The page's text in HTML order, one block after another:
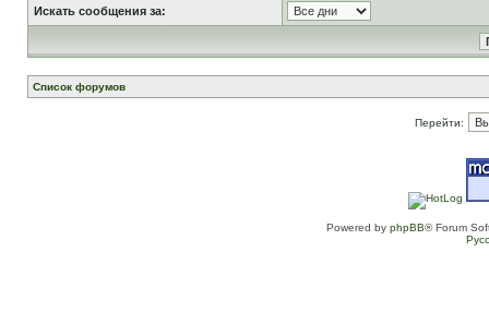
Искать сообщения за:
Список форумов
Перейти:
Powered by phpBB® Forum